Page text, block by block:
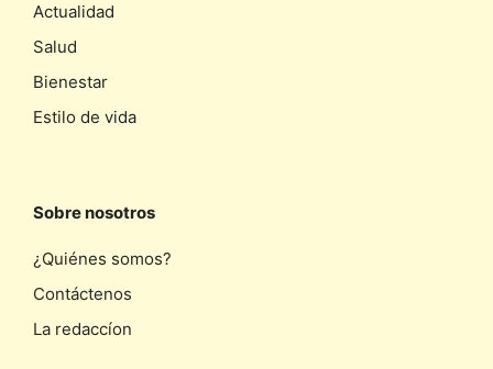
Actualidad
Salud
Bienestar
Estilo de vida
Sobre nosotros
¿Quiénes somos?
Contáctenos
La redaccíon